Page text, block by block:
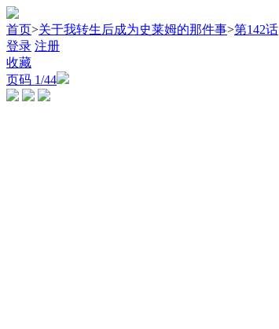
首页>关于我转生后成为史莱姆的那件事>第142话
登录 注册
收藏
页码 1/44